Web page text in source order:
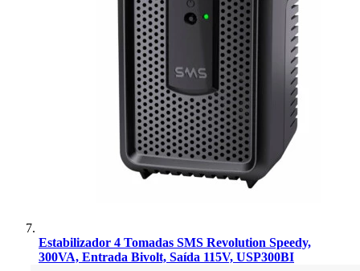
Estabilizador 4 Tomadas SMS Revolution Speedy,
300VA, Entrada Bivolt, Saída 115V, USP300BI